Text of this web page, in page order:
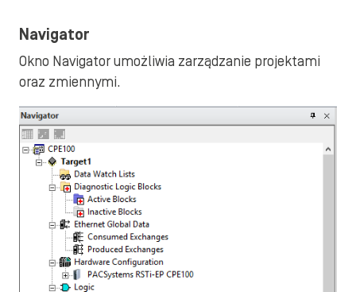
Navigator
Okno Navigator umożliwia zarządzanie projektami
oraz zmiennymi.